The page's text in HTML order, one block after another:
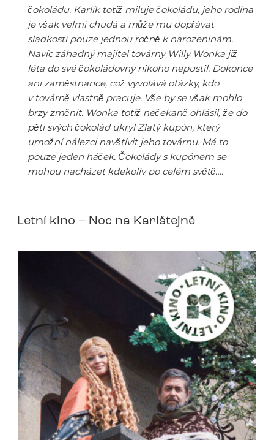
čokoládu. Karlík totiž miluje čokoládu, jeho rodina
je však velmi chudá a může mu dopřávat
sladkosti pouze jednou ročně k narozeninám.
Navíc záhadný majitel továrny Willy Wonka již
léta do své čokoládovny nikoho nepustil. Dokonce
ani zaměstnance, což vyvolává otázky, kdo
v továrně vlastně pracuje. Vše by se však mohlo
brzy změnit. Wonka totiž nečekaně ohlásil, že do
pěti svých čokolád ukryl Zlatý kupón, který
umožní nálezci navštívit jeho továrnu. Má to
pouze jeden háček. Čokolády s kupónem se
mohou nacházet kdekoliv po celém světě….
Letní kino – Noc na Karlštejně